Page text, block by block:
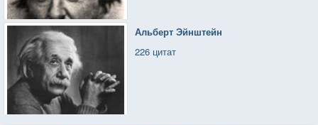
Альберт Эйнштейн
226 цитат